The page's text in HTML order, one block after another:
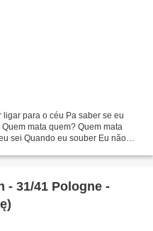
para o céu Pa saber se eu
mata quem? Quem mata
sei Quando eu souber Eu não
- 31/41 Pologne -